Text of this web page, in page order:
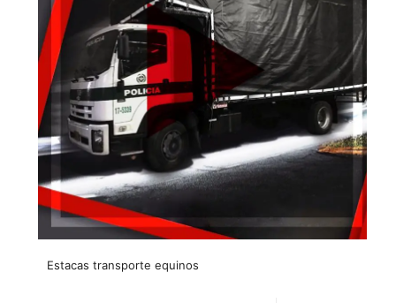
Estacas transporte equinos